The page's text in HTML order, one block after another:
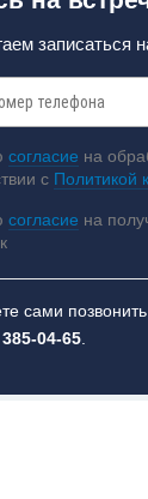
записаться
согласие на
с Политикой
согласие на
сами
04-65.